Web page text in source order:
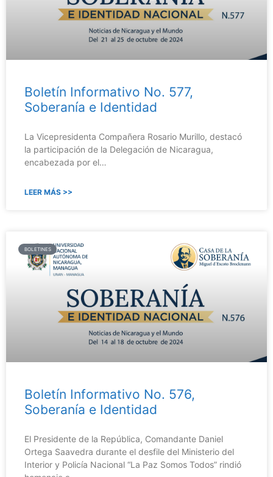
Boletín Informativo No. 577,
Soberanía e Identidad
La Vicepresidenta Compañera Rosario Murillo, destacó
la participación de la Delegación de Nicaragua,
encabezada por el…
LEER MÁS >>
BOLETINES
Boletín Informativo No. 576,
Soberanía e Identidad
El Presidente de la República, Comandante Daniel
Ortega Saavedra durante el desfile del Ministerio del
Interior y Policía Nacional “La Paz Somos Todos” rindió